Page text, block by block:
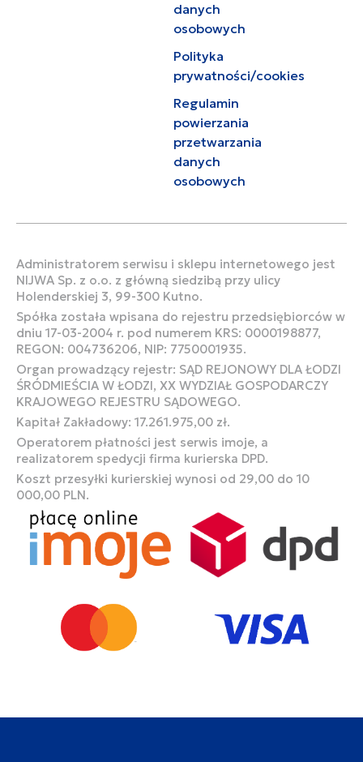
danych
osobowych
Polityka
prywatności/cookies
Regulamin
powierzania
przetwarzania
danych
osobowych
Administratorem serwisu i sklepu internetowego jest
NIJWA Sp. z o.o. z główną siedzibą przy ulicy
Holenderskiej 3, 99-300 Kutno.
Spółka została wpisana do rejestru przedsiębiorców w
dniu 17-03-2004 r. pod numerem KRS: 0000198877,
REGON: 004736206, NIP: 7750001935.
Organ prowadzący rejestr: SĄD REJONOWY DLA ŁODZI
ŚRÓDMIEŚCIA W ŁODZI, XX WYDZIAŁ GOSPODARCZY
KRAJOWEGO REJESTRU SĄDOWEGO.
Kapitał Zakładowy: 17.261.975,00 zł.
Operatorem płatności jest serwis imoje, a
realizatorem spedycji firma kurierska DPD.
Koszt przesyłki kurierskiej wynosi od 29,00 do 10
000,00 PLN.